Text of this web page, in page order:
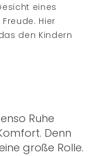
eines
Hier
den Kindern
Ruhe
Denn
große Rolle.